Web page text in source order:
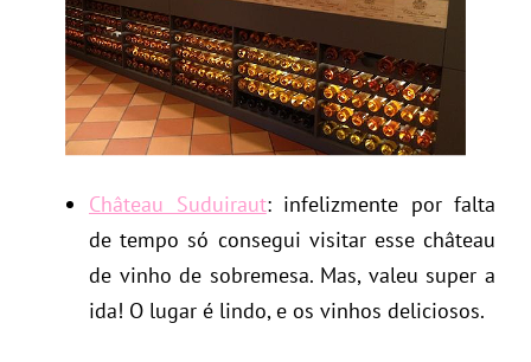
Château Suduiraut: infelizmente por falta
de tempo só consegui visitar esse château
de vinho de sobremesa. Mas, valeu super a
ida! O lugar é lindo, e os vinhos deliciosos.